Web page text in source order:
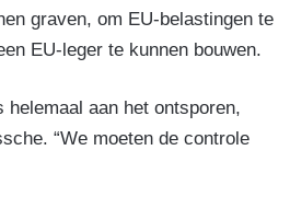
graven, om EU-belastingen te
EU-leger te kunnen bouwen.
helemaal aan het ontsporen,
“We moeten de controle